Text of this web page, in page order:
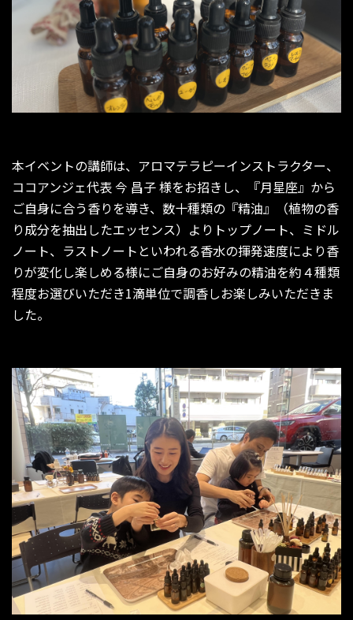
本イベントの講師は、アロマテラピーインストラクター、
ココアンジェ代表 今 昌子 様をお招きし、『月星座』から
ご自身に合う香りを導き、数十種類の『精油』（植物の香
り成分を抽出したエッセンス）よりトップノート、ミドル
ノート、ラストノートといわれる香水の揮発速度により香
りが変化し楽しめる様にご自身のお好みの精油を約４種類
程度お選びいただき1滴単位で調香しお楽しみいただきま
した。